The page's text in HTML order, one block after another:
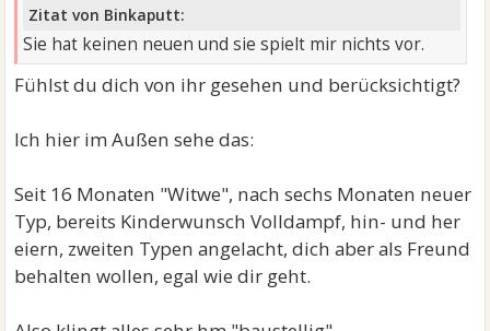
Zitat von Binkaputt:
Sie hat keinen neuen und sie spielt mir nichts vor.
Fühlst du dich von ihr gesehen und berücksichtigt?
Ich hier im Außen sehe das:
Seit 16 Monaten "Witwe", nach sechs Monaten neuer
Typ, bereits Kinderwunsch Volldampf, hin- und her
eiern, zweiten Typen angelacht, dich aber als Freund
behalten wollen, egal wie dir geht.